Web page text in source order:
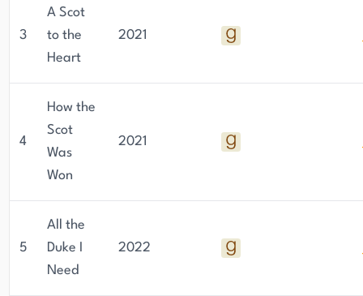
3
A Scot
to the
Heart
2021
4
How the
Scot
Was
Won
2021
5
All the
Duke I
Need
2022